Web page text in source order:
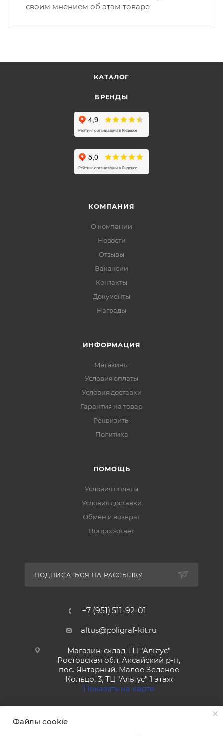
своим мнением об этом товаре
КАТАЛОГ
БРЕНДЫ
КОМПАНИЯ
О компании
Новости
Отзывы
Вакансии
Контакты
Документы
Награды
ИНФОРМАЦИЯ
Магазины
Условия оплаты
Условия доставки
Гарантия на товар
Реквизиты
Политика
ПОМОЩЬ
Условия оплаты
Условия доставки
Обмен и возврат
Вопрос-ответ
ПОДПИСАТЬСЯ НА РАССЫЛКУ
+7 (951) 511-92-01
altus@poligraf-kit.ru
Магазин-склад ТЦ "Альтус"
Ростовская обл, Аксайский р-н,
пос. Янтарный, Малое Зеленое
Кольцо, 3, ТЦ "Альтус" 1 этаж
Показать на карте
Файлы cookie